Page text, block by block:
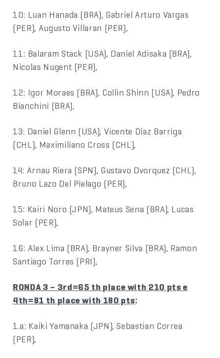
10: Luan Hanada (BRA), Gabriel Arturo Vargas
(PER), Augusto Villaran (PER),
11: Balaram Stack (USA), Daniel Adisaka (BRA),
Nicolas Nugent (PER),
12: Igor Moraes (BRA), Collin Shinn (USA), Pedro
Bianchini (BRA),
13: Daniel Glenn (USA), Vicente Diaz Barriga
(CHL), Maximiliano Cross (CHL),
14: Arnau Riera (SPN), Gustavo Dvorquez (CHL),
Bruno Lazo Del Pielago (PER),
15: Kairi Noro (JPN), Mateus Sena (BRA), Lucas
Solar (PER),
16: Alex Lima (BRA), Brayner Silva (BRA), Ramon
Santiago Torres (PRI),
RONDA 3 – 3rd=65 th place with 210 pts e
4th=81 th place with 180 pts:
1.a: Kaiki Yamanaka (JPN), Sebastian Correa
(PER),